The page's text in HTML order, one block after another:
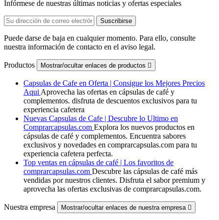
Infórmese de nuestras últimas noticias y ofertas especiales
Puede darse de baja en cualquier momento. Para ello, consulte
nuestra información de contacto en el aviso legal.
Productos Mostrar/ocultar enlaces de productos 
Capsulas de Cafe en Oferta | Consigue los Mejores Precios
Aqui Aprovecha las ofertas en cápsulas de café y
complementos. disfruta de descuentos exclusivos para tu
experiencia cafetera
Nuevas Capsulas de Cafe | Descubre lo Ultimo en
Comprarcapsulas.com Explora los nuevos productos en
cápsulas de café y complementos. Encuentra sabores
exclusivos y novedades en comprarcapsulas.com para tu
experiencia cafetera perfecta.
Top ventas en cápsulas de café | Los favoritos de
comprarcapsulas.com Descubre las cápsulas de café más
vendidas por nuestros clientes. Disfruta el sabor premium y
aprovecha las ofertas exclusivas de comprarcapsulas.com.
Nuestra empresa Mostrar/ocultar enlaces de nuestra empresa 